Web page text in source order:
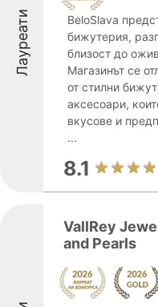
Лауреати
BeloSlava
бижутерия,
близост до
Магазинът се
от стилни
аксесоари,
вкусове и
...
8.1
VallRey
and Pearls